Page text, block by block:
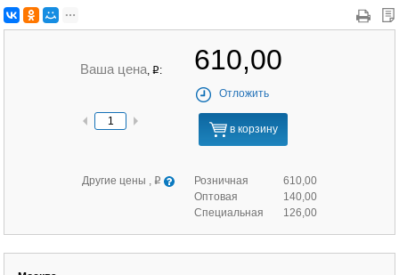
Ваша цена, q : 610,00
Отложить
в корзину
Другие цены , q Розничная
610,00
Оптовая
140,00
Специальная
126,00